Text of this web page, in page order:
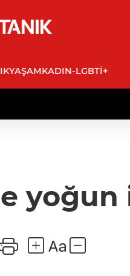
YAŞAMKADIN-LGBTİ+
yoğun